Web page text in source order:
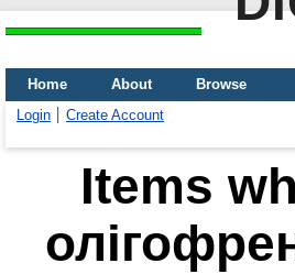
Home About
Browse
Login
Create Account
Items